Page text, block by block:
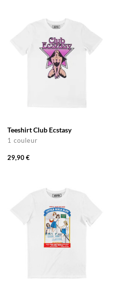
Teeshirt Club Ecstasy
1 couleur
29,90 €